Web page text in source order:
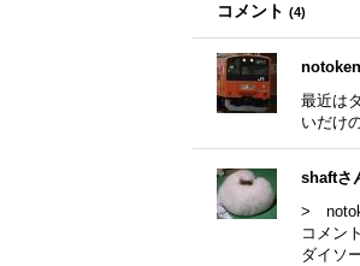
コメント (4)
最近は
いだけ
shaftさ
>
コメン
ダイソ